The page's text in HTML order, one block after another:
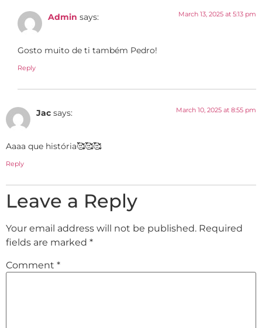
Admin says: March 13, 2025 at 5:13 pm
Gosto muito de ti também Pedro!
Reply
Jac says: March 10, 2025 at 8:55 pm
Aaaa que história🥰🥰🥰
Reply
Leave a Reply
Your email address will not be published. Required
fields are marked *
Comment *